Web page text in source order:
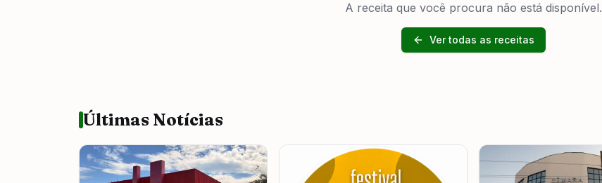
A receita que você procura não está disponível.
Ver todas as receitas
Últimas Notícias